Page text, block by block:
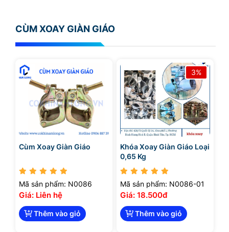
CÙM XOAY GIÀN GIÁO
Cùm Xoay Giàn Giáo
Mã sản phẩm: N0086
Giá: Liên hệ
Thêm vào giỏ
3%
Khóa Xoay Giàn Giáo Loại
0,65 Kg
Mã sản phẩm: N0086-01
Giá: 18.500đ
Thêm vào giỏ